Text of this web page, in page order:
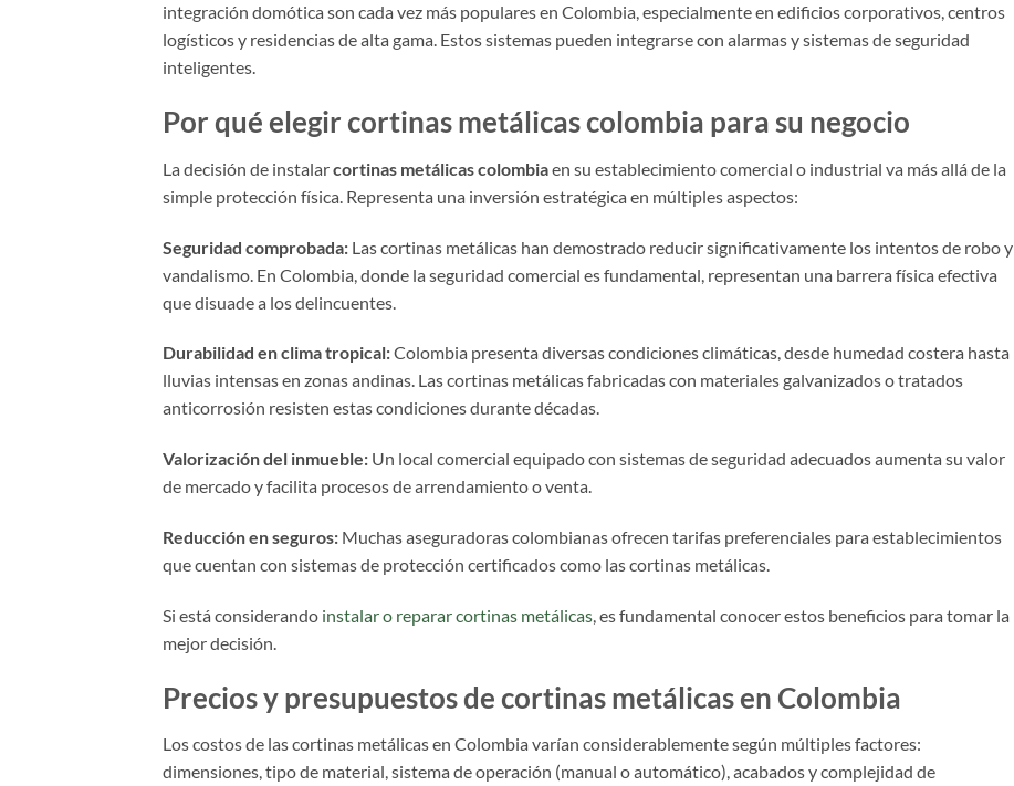
integración domótica son cada vez más populares en Colombia, especialmente en edificios corporativos, centros
logísticos y residencias de alta gama. Estos sistemas pueden integrarse con alarmas y sistemas de seguridad
inteligentes.
Por qué elegir cortinas metálicas colombia para su negocio
La decisión de instalarcortinas metálicas colombiaen su establecimiento comercial o industrial va más allá de la
simple protección física. Representa una inversión estratégica en múltiples aspectos:
Seguridad comprobada: Las cortinas metálicas han demostrado reducir significativamente los intentos de robo y
vandalismo. En Colombia, donde la seguridad comercial es fundamental, representan una barrera física efectiva
que disuade a los delincuentes.
Durabilidad en clima tropical:Colombia presenta diversas condiciones climáticas, desde humedad costera hasta
lluvias intensas en zonas andinas. Las cortinas metálicas fabricadas con materiales galvanizados o tratados
anticorrosión resisten estas condiciones durante décadas.
Valorización del inmueble: Un local comercial equipado con sistemas de seguridad adecuados aumenta su valor
de mercado y facilita procesos de arrendamiento o venta.
Reducción en seguros: Muchas aseguradoras colombianas ofrecen tarifas preferenciales para establecimientos
que cuentan con sistemas de protección certificados como las cortinas metálicas.
Si está considerando instalar o reparar cortinas metálicas , es fundamental conocer estos beneficios para tomar la
mejor decisión.
Precios y presupuestos de cortinas metálicas en Colombia
Los costos de las cortinas metálicas en Colombia varían considerablemente según múltiples factores:
dimensiones, tipo de material, sistema de operación (manual o automático), acabados y complejidad de